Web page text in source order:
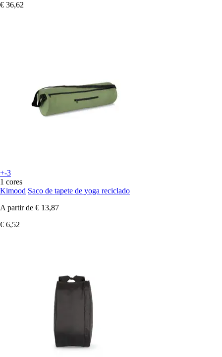
€ 36,62
+-3
1 cores
Kimood Saco de tapete de yoga reciclado
A partir de € 13,87
€ 6,52